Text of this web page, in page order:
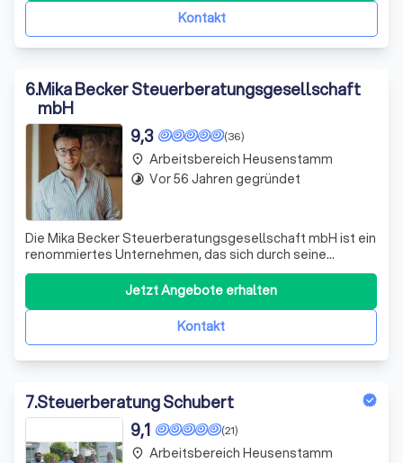
Kontakt
6.Mika Becker Steuerberatungsgesellschaft
mbH
(36)
9,3
Die Mika Becker Steuerberatungsgesellschaft mbH ist ein
renommiertes Unternehmen, das sich durch seine
Expertise in der Steuerberatung auszeichnet. Wir sind
stolz darauf, unseren Kunden eine umfassende Palette an
Dienstleistungen anbieten zu können, die auf ihre
individuellen Bedürfnisse zugeschnitt
Kontakt
Jetzt Angebote erhalten
place Arbeitsbereich Heusenstamm
timelapse Vor 56 Jahren gegründet
7.Steuerberatung Schubert
(21)
9,1
place Arbeitsbereich Heusenstamm